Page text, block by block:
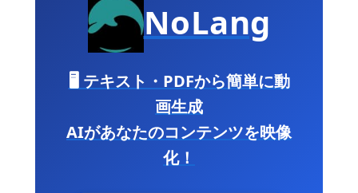
NoLang
🖥️ テキスト・PDFから簡単に動
画生成
AIがあなたのコンテンツを映像
化！